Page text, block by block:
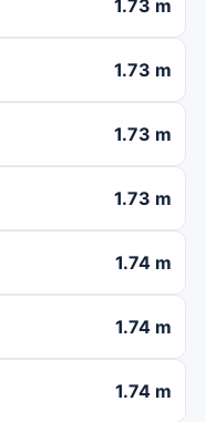
1.73 m
1.73 m
1.73 m
1.73 m
1.74 m
1.74 m
1.74 m